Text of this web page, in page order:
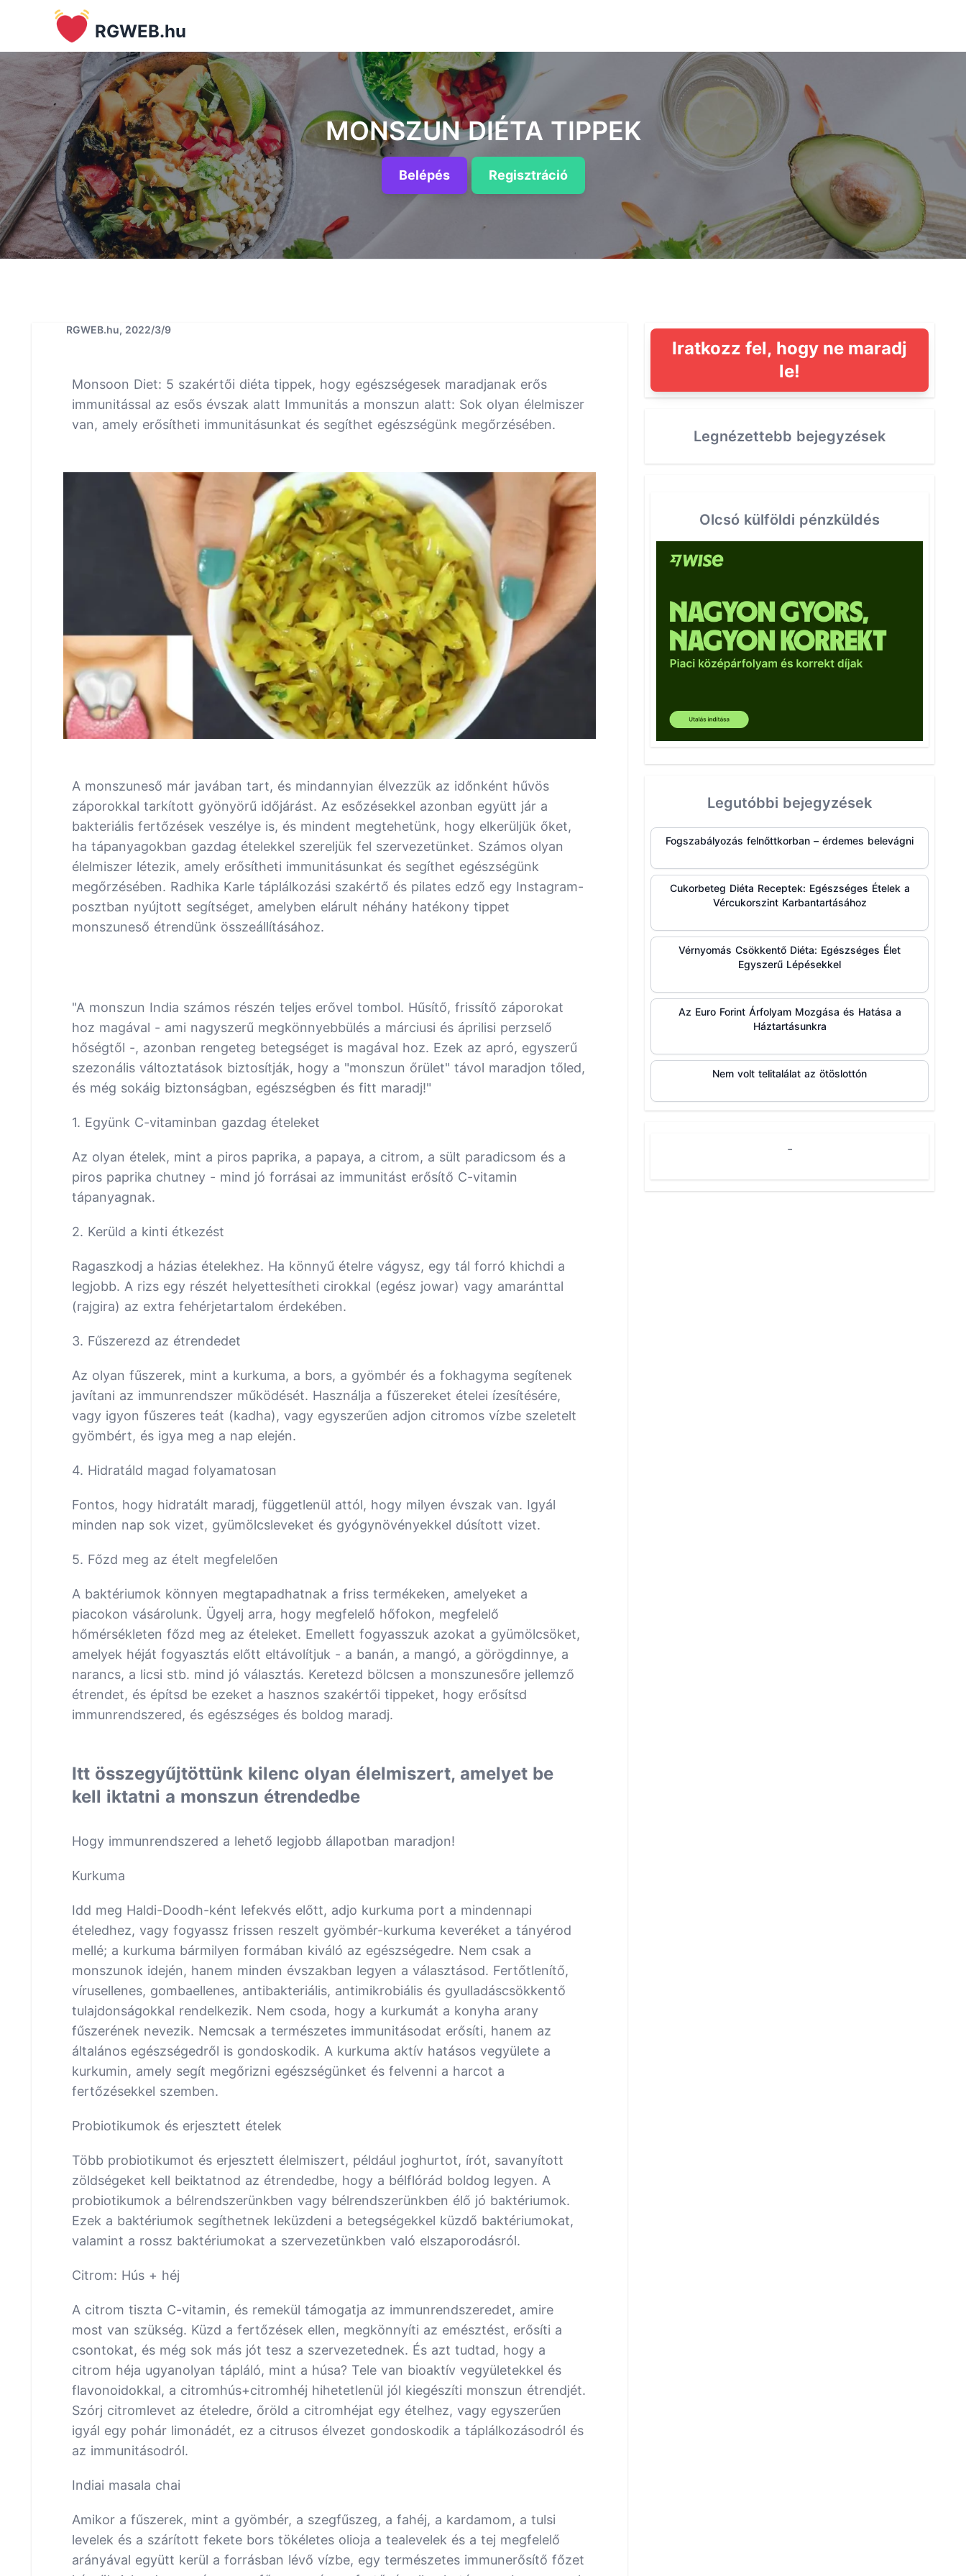
RGWEB.hu
MONSZUN DIÉTA TIPPEK
Belépés Regisztráció
RGWEB.hu, 2022/3/9
Monsoon Diet: 5 szakértői diéta tippek, hogy egészségesek maradjanak erős
immunitással az esős évszak alatt Immunitás a monszun alatt: Sok olyan élelmiszer
van, amely erősítheti immunitásunkat és segíthet egészségünk megőrzésében.
A monszuneső már javában tart, és mindannyian élvezzük az időnként hűvös
záporokkal tarkított gyönyörű időjárást. Az esőzésekkel azonban együtt jár a
bakteriális fertőzések veszélye is, és mindent megtehetünk, hogy elkerüljük őket,
ha tápanyagokban gazdag ételekkel szereljük fel szervezetünket. Számos olyan
élelmiszer létezik, amely erősítheti immunitásunkat és segíthet egészségünk
megőrzésében. Radhika Karle táplálkozási szakértő és pilates edző egy Instagram-
posztban nyújtott segítséget, amelyben elárult néhány hatékony tippet
monszuneső étrendünk összeállításához.
"A monszun India számos részén teljes erővel tombol. Hűsítő, frissítő záporokat
hoz magával - ami nagyszerű megkönnyebbülés a márciusi és áprilisi perzselő
hőségtől -, azonban rengeteg betegséget is magával hoz. Ezek az apró, egyszerű
szezonális változtatások biztosítják, hogy a "monszun őrület" távol maradjon tőled,
és még sokáig biztonságban, egészségben és fitt maradj!"
1. Együnk C-vitaminban gazdag ételeket
Az olyan ételek, mint a piros paprika, a papaya, a citrom, a sült paradicsom és a
piros paprika chutney - mind jó forrásai az immunitást erősítő C-vitamin
tápanyagnak.
2. Kerüld a kinti étkezést
Ragaszkodj a házias ételekhez. Ha könnyű ételre vágysz, egy tál forró khichdi a
legjobb. A rizs egy részét helyettesítheti cirokkal (egész jowar) vagy amaránttal
(rajgira) az extra fehérjetartalom érdekében.
3. Fűszerezd az étrendedet
Az olyan fűszerek, mint a kurkuma, a bors, a gyömbér és a fokhagyma segítenek
javítani az immunrendszer működését. Használja a fűszereket ételei ízesítésére,
vagy igyon fűszeres teát (kadha), vagy egyszerűen adjon citromos vízbe szeletelt
gyömbért, és igya meg a nap elején.
4. Hidratáld magad folyamatosan
Fontos, hogy hidratált maradj, függetlenül attól, hogy milyen évszak van. Igyál
minden nap sok vizet, gyümölcsleveket és gyógynövényekkel dúsított vizet.
5. Főzd meg az ételt megfelelően
A baktériumok könnyen megtapadhatnak a friss termékeken, amelyeket a
piacokon vásárolunk. Ügyelj arra, hogy megfelelő hőfokon, megfelelő
hőmérsékleten főzd meg az ételeket. Emellett fogyasszuk azokat a gyümölcsöket,
amelyek héját fogyasztás előtt eltávolítjuk - a banán, a mangó, a görögdinnye, a
narancs, a licsi stb. mind jó választás. Keretezd bölcsen a monszunesőre jellemző
étrendet, és építsd be ezeket a hasznos szakértői tippeket, hogy erősítsd
immunrendszered, és egészséges és boldog maradj.
Itt összegyűjtöttünk kilenc olyan élelmiszert, amelyet be
kell iktatni a monszun étrendedbe
Hogy immunrendszered a lehető legjobb állapotban maradjon!
Kurkuma
Idd meg Haldi-Doodh-ként lefekvés előtt, adjo kurkuma port a mindennapi
ételedhez, vagy fogyassz frissen reszelt gyömbér-kurkuma keveréket a tányérod
mellé; a kurkuma bármilyen formában kiváló az egészségedre. Nem csak a
monszunok idején, hanem minden évszakban legyen a választásod. Fertőtlenítő,
vírusellenes, gombaellenes, antibakteriális, antimikrobiális és gyulladáscsökkentő
tulajdonságokkal rendelkezik. Nem csoda, hogy a kurkumát a konyha arany
fűszerének nevezik. Nemcsak a természetes immunitásodat erősíti, hanem az
általános egészségedről is gondoskodik. A kurkuma aktív hatásos vegyülete a
kurkumin, amely segít megőrizni egészségünket és felvenni a harcot a
fertőzésekkel szemben.
Probiotikumok és erjesztett ételek
Több probiotikumot és erjesztett élelmiszert, például joghurtot, írót, savanyított
zöldségeket kell beiktatnod az étrendedbe, hogy a bélflórád boldog legyen. A
probiotikumok a bélrendszerünkben vagy bélrendszerünkben élő jó baktériumok.
Ezek a baktériumok segíthetnek leküzdeni a betegségekkel küzdő baktériumokat,
valamint a rossz baktériumokat a szervezetünkben való elszaporodásról.
Citrom: Hús + héj
A citrom tiszta C-vitamin, és remekül támogatja az immunrendszeredet, amire
most van szükség. Küzd a fertőzések ellen, megkönnyíti az emésztést, erősíti a
csontokat, és még sok más jót tesz a szervezetednek. És azt tudtad, hogy a
citrom héja ugyanolyan tápláló, mint a húsa? Tele van bioaktív vegyületekkel és
flavonoidokkal, a citromhús+citromhéj hihetetlenül jól kiegészíti monszun étrendjét.
Szórj citromlevet az ételedre, őröld a citromhéjat egy ételhez, vagy egyszerűen
igyál egy pohár limonádét, ez a citrusos élvezet gondoskodik a táplálkozásodról és
az immunitásodról.
Indiai masala chai
Amikor a fűszerek, mint a gyömbér, a szegfűszeg, a fahéj, a kardamom, a tulsi
levelek és a szárított fekete bors tökéletes olioja a tealevelek és a tej megfelelő
arányával együtt kerül a forrásban lévő vízbe, egy természetes immunerősítő főzet
Iratkozz fel, hogy ne maradj
le!
Legnézettebb bejegyzések
Olcsó külföldi pénzküldés
Legutóbbi bejegyzések
Fogszabályozás felnőttkorban – érdemes belevágni
Cukorbeteg Diéta Receptek: Egészséges Ételek a
Vércukorszint Karbantartásához
Vérnyomás Csökkentő Diéta: Egészséges Élet
Egyszerű Lépésekkel
Az Euro Forint Árfolyam Mozgása és Hatása a
Háztartásunkra
Nem volt telitalálat az ötöslottón
-